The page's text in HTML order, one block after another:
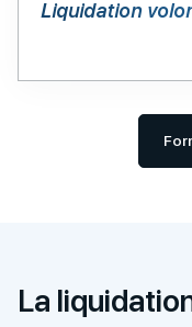
Liquidation
La